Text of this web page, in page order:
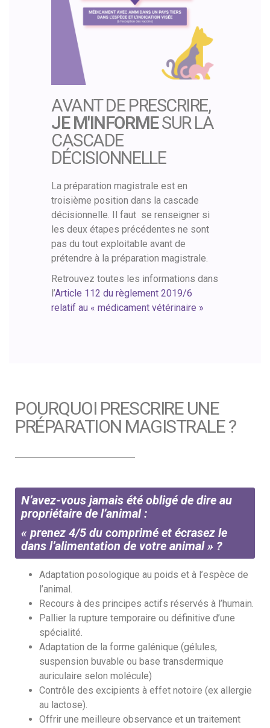
AVANT DE PRESCRIRE,
JE M'INFORMESUR LA
CASCADE
DÉCISIONNELLE
La préparation magistrale est en
troisième position dans la cascade
décisionnelle. Il faut se renseigner si
les deux étapes précédentes ne sont
pas du tout exploitable avant de
prétendre à la préparation magistrale.
Retrouvez toutes les informations dans
l’Article 112 du règlement 2019/6
relatif au « médicament vétérinaire »
POURQUOI PRESCRIRE UNE
PRÉPARATION MAGISTRALE ?
N’avez-vous jamais été obligé de dire au
propriétaire de l’animal :
« prenez 4/5 du comprimé et écrasez le
dans l’alimentation de votre animal » ?
Adaptation posologique au poids et à l’espèce de
l’animal.
Recours à des principes actifs réservés à l’humain.
Pallier la rupture temporaire ou définitive d’une
spécialité.
Adaptation de la forme galénique (gélules,
suspension buvable ou base transdermique
auriculaire selon molécule)
Contrôle des excipients à effet notoire (ex allergie
au lactose).
Offrir une meilleure observance et un traitement